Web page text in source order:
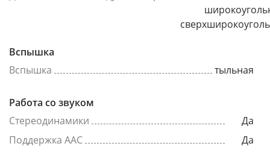
Вспышка
Вспышка
тыльная
Работа со звуком
Стереодинамики
Да
Поддержка AAC
Да